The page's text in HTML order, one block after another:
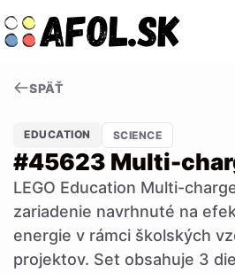
to
content
SPÄŤ
EDUCATION SCIENCE
#45623 Multi-
LEGO Education Multi-
zariadenie navrhnuté na
energie v rámci školských
projektov. Set obsahuje 3